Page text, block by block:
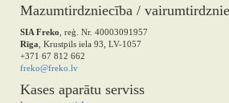
Mazumtirdzniecība /
SIA Freko , reģ. Nr. 40003091957
Rīga , Krustpils iela 93, LV-1057
+371 67 812 662
freko@freko.lv
Kases aparātu serviss